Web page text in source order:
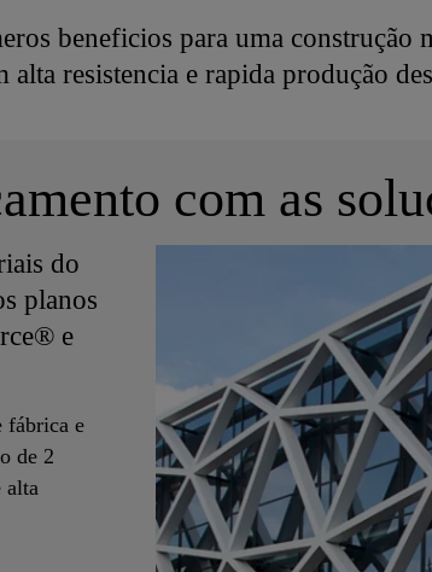
beneficios para uma construção
resistencia e rapida produção
com as
do
planos
e
fábrica e
de 2
alta